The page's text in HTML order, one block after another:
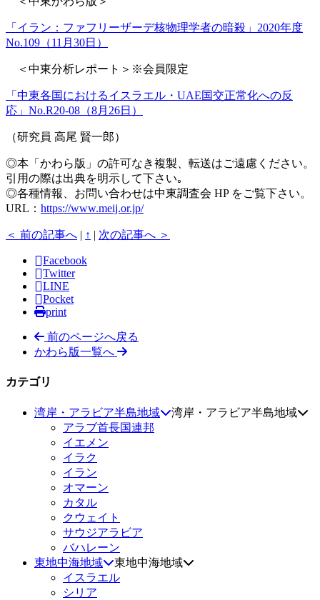
「イラン：ファフリーザーデ核物理学者の暗殺」2020年度
No.109（11月30日）
＜中東分析レポート＞※会員限定
「中東各国におけるイスラエル・UAE国交正常化への反
応」No.R20-08（8月26日）
（研究員 高尾 賢一郎）
◎本「かわら版」の許可なき複製、転送はご遠慮ください。
引用の際は出典を明示して下さい｡
◎各種情報、お問い合わせは中東調査会 HP をご覧下さい。
URL： https://www.meij.or.jp/
＜ 前の記事へ | ↑ | 次の記事へ ＞
Facebook
Twitter
LINE
Pocket
print
前のページへ戻る
かわら版一覧へ
カテゴリ
湾岸・アラビア半島地域
湾岸・アラビア半島地域
アラブ首長国連邦
イエメン
イラク
イラン
オマーン
カタル
クウェイト
サウジアラビア
バハレーン
東地中海地域
東地中海地域
イスラエル
シリア